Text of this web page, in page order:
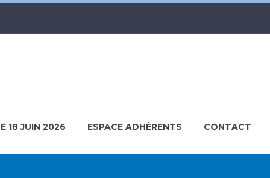
18 JUIN 2026 ESPACE ADHÉRENTS CONTACT